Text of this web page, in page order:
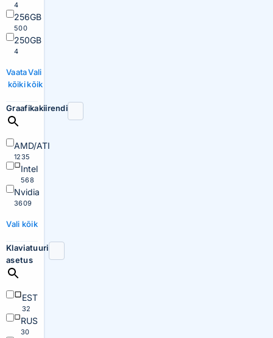
4
256GB
500
250GB
4
Vaata
kõiki
Vali
kõik
Graafikakiirendi
AMD/ATI
1235
Intel
568
Nvidia
3609
Vali kõik
Klaviatuuri
asetus
EST
32
RUS
30